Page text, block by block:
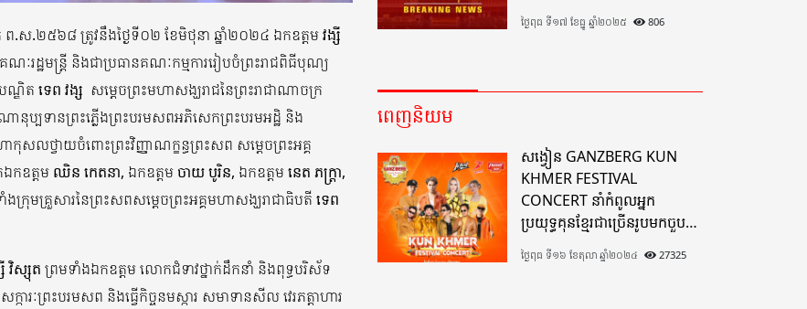
ព.ស.២៥៦៨ ត្រូវនឹងថ្ងៃទី០២ ខែមិថុនា ឆ្នាំ២០២៤ ឯកឧត្ដមវង្សី​
គណៈរដ្ឋមន្ត្រី និងជាប្រធានគណៈកម្មការរៀបចំព្រះរាជពិធីបុណ្យ
ណ្ឌិត ទេព វង្ស សម្ដេចព្រះមហាសង្ឃរាជនៃព្រះរាជាណាចក្រ
នុប្បទានព្រះភ្លើងព្រះបរមសពអភិសេកព្រះបរមអដ្ឋិ និង
សលថ្វាយចំពោះព្រះវិញ្ញាណក្ខន្ធព្រះសព សម្ដេចព្រះអគ្គ
កឧត្ដម ឈិន កេតនា, ឯកឧត្ដម ចាយ បូរិន, ឯកឧត្ដមនេត​ ភក្ត្រា,
ក្រុមគ្រួសារនៃព្រះសពសម្ដេចព្រះអគ្គមហាសង្ឃរាជាធិបតី ទេព
វិស្សុត ព្រមទាំងឯកឧត្ដម លោកជំទាវថ្នាក់ដឹកនាំ និងពុទ្ធបរិស័ទ
ការៈព្រះបរមសព និងធ្វើកិច្ចនមស្ការ សមាទានសីល វេរភត្តាហារ
ថ្ងៃពុធ ទី១៧ ខែធ្នូ ឆ្នាំ២០២៥ 806
ពេញនិយម
សង្វៀន GANZBERG KUN
KHMER FESTIVAL
CONCERT នាំកំពូលអ្នក
ប្រយុទ្ធគុនខ្មែរជាច្រើនរូបមកចួប
គ្នាលើសង្វៀនគុនខ្មែរតែមួយដ៏
អស្ចារ្យលើទឹកដីខេត្តបាត់ដំបង
ថ្ងៃពុធ ទី១៦ ខែតុលា ឆ្នាំ២០២៤ 27325